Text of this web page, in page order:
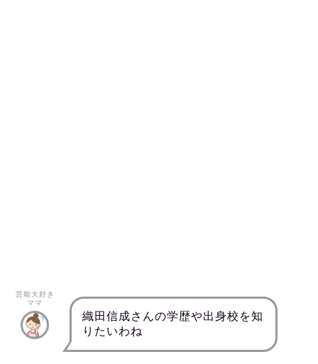
芸能大好き
ママ
織田信成さんの学歴や出身校を知
りたいわね